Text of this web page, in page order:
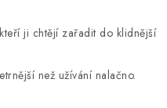
ji chtějí zařadit do klidnější
než užívání nalačno.